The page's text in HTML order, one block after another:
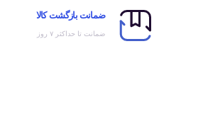
ضمانت بازگشت کالا
ضمانت تا حداکثر ۷ روز